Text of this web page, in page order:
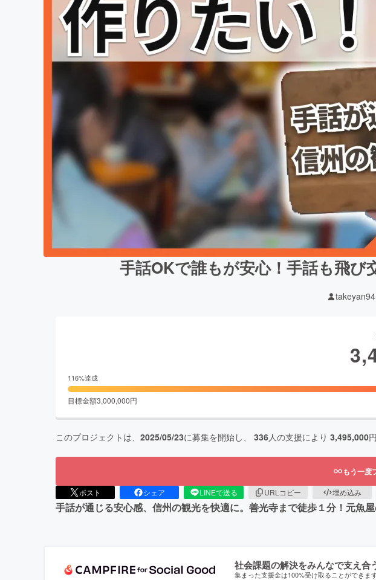
手話OKで誰もが安心！手話も飛
takeyan94
116%達成
目標金額3,000,000円
このプロジェクトは、 2025/05/23に募集を開始し、 336人の支援により 3,495,000
もう一度
ポスト シェア LINEで送る URLコピー 埋め込み
手話が通じる安心感、信州の観光を快適に。善光寺まで徒歩１分！元魚
社会課題の解決をみんなで支え合
集まった支援金は100%受け取ることができま